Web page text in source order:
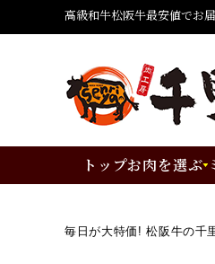
高級和牛松阪牛最安値でお
トップお肉を選ぶ
毎日が大特価! 松阪牛の千